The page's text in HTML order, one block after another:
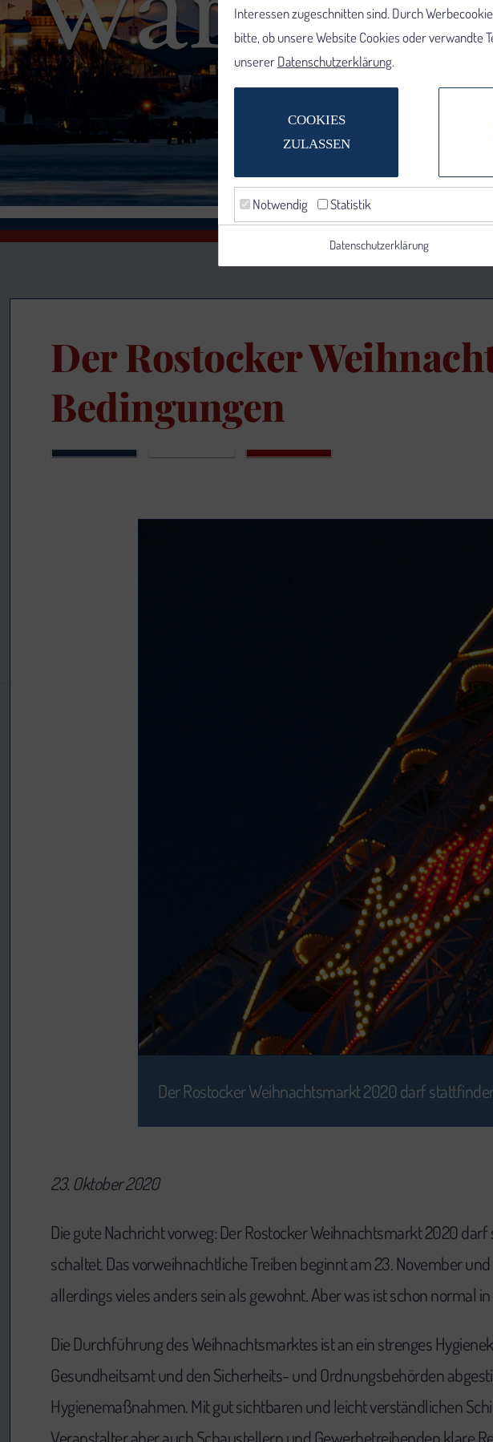
Der Rostocker
Bedingungen
Der Rostocker Weihnachtsmarkt 2020 darf
23. Oktober 2020
Die gute Nachricht vorweg: Der Rostocker Weihnachtsmarkt 2020
schaltet. Das vorweihnachtliche Treiben beginnt am 23. November
allerdings vieles anders sein als gewohnt. Aber was ist schon normal
Die Durchführung des Weihnachtsmarktes ist an ein strenges
Gesundheitsamt und den Sicherheits- und Ordnungsbehörden
Hygienemaßnahmen. Mit gut sichtbaren und leicht verständlichen
Veranstalter aber auch Schaustellern und Gewerbetreibenden klare
Interessen zugeschnitten sind. Durch
bitte, ob unsere Website Cookies oder verwandte
unsererDatenschutzerklärung.
COOKIES
ZULASSEN
Notwendig Statistik
Datenschutzerklärung